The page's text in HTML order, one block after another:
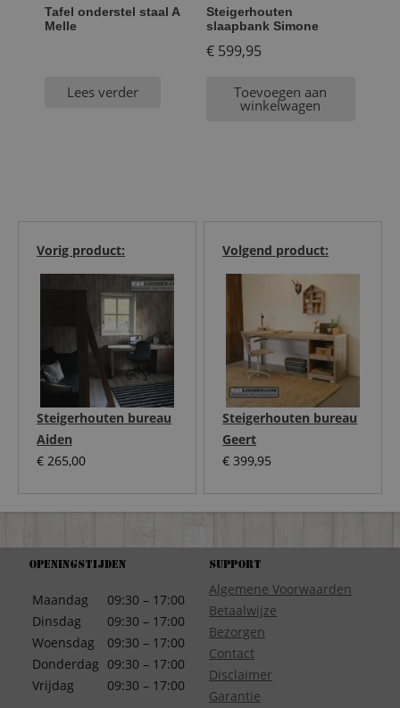
Tafel onderstel staal A
Melle
Lees verder
Steigerhouten
slaapbank Simone
€599,95
Toevoegen aan
winkelwagen
Volgend product:
Steigerhouten bureau
Geert
€ 399,95
Vorig product:
Steigerhouten bureau
Aiden
€ 265,00
Openingstijden
Maandag
Dinsdag
Woensdag
Donderdag
Vrijdag
09:30 – 17:00
09:30 – 17:00
09:30 – 17:00
09:30 – 17:00
09:30 – 17:00
Support
Algemene Voorwaarden
Betaalwijze
Bezorgen
Contact
Disclaimer
Garantie